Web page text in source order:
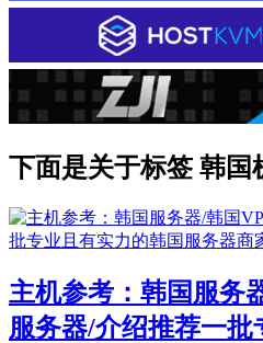
下面是关于标签 韩国
主机参考：韩国服务
服务器/介绍推荐一